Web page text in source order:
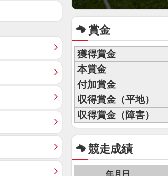
賞金
獲得賞金
本賞金
付加賞金
収得賞金（平地）
収得賞金（障害）
競走成績
年月日